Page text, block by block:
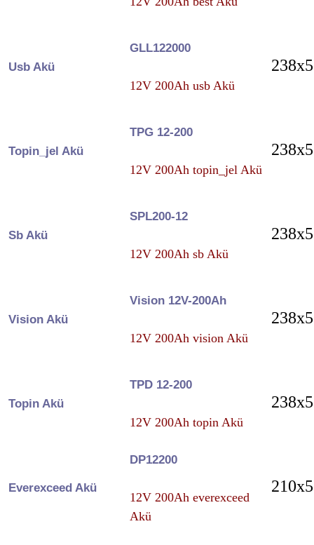
Usb Akü
GLL122000
12V 200Ah usb Akü
Topin_jel Akü
TPG 12-200
12V 200Ah topin_jel Akü
Sb Akü
SPL200-12
12V 200Ah sb Akü
Vision Akü
Vision 12V-200Ah
12V 200Ah vision Akü
Topin Akü
TPD 12-200
12V 200Ah topin Akü
Everexceed Akü
DP12200
12V 200Ah everexceed
Akü